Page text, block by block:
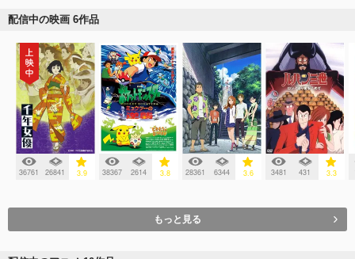
配信中の映画 6作品
36761 26841 3.9 38367 2614 3.8 28361 6344 3.6 3481 431 3.3
もっと見る